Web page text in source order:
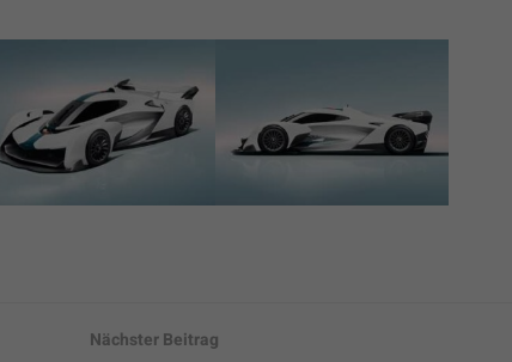
Nächster Beitrag